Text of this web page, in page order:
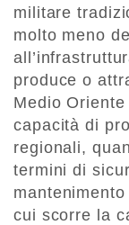
militare
molto meno
produce o
Medio
capacità di
regionali,
termini di
cui scorre la